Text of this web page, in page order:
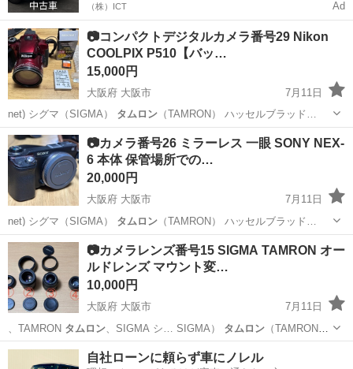
（株）ICT Ad
📷コンパクトデジタルカメラ番号29 Nikon
COOLPIX P510【バッ…
15,000円
大阪府 大阪市
7月11日
net) シグマ（SIGMA） タムロン（TAMRON） ハッセルブラッド…
大阪 大阪市 家電
📷カメラ番号26 ミラーレス 一眼 SONY NEX-
6 本体 保管場所での…
20,000円
大阪府 大阪市
7月11日
net) シグマ（SIGMA） タムロン（TAMRON） ハッセルブラッド…
大阪 大阪市 SONY
📷カメラレンズ番号15 SIGMA TAMRON オー
ルドレンズ マウント変…
10,000円
大阪府 大阪市
7月11日
、TAMRON タムロン、SIGMA シ… SIGMA） タムロン（TAMRON）
…大阪 大阪市 カメラ SIGMA
自社ローンに頼らず車にノレル